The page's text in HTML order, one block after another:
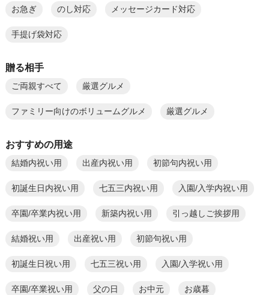
お急ぎ のし対応 メッセージカード対応
手提げ袋対応
贈る相手
ご両親すべて 厳選グルメ
ファミリー向けのボリュームグルメ 厳選グルメ
おすすめの用途
結婚内祝い用 出産内祝い用 初節句内祝い用
初誕生日内祝い用 七五三内祝い用 入園/入学内祝い用
卒園/卒業内祝い用 新築内祝い用 引っ越しご挨拶用
結婚祝い用 出産祝い用 初節句祝い用
初誕生日祝い用 七五三祝い用 入園/入学祝い用
卒園/卒業祝い用 父の日 お中元 お歳暮